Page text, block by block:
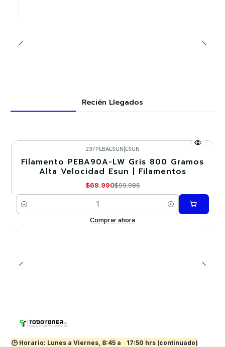
Recién Llegados
-30%
237PEBAESUN ESUN
Filamento PEBA90A-LW Gris 800 Gramos
Alta Velocidad Esun | Filamentos
$69.990$99.986
Cantidad
Comprar ahora
🕒 Horario: Lunes a Viernes, 8:45 a
17:50 hrs (continuado)